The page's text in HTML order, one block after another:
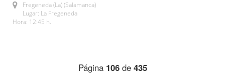
Fregeneda (La) (Salamanca)
Lugar: La Fregeneda
Hora: 12:45 h.
Página 106de 435